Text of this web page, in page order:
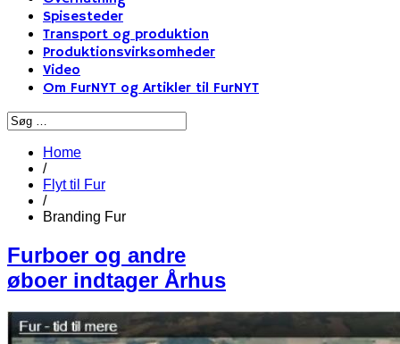
Spisesteder
Transport og produktion
Produktionsvirksomheder
Video
Om FurNYT og Artikler til FurNYT
Home
/
Flyt til Fur
/
Branding Fur
Furboer og andre
øboer indtager Århus